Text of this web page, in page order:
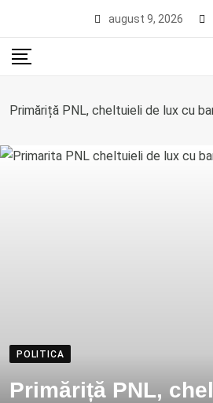
content
august 9, 2026
Primăriță PNL, cheltuieli de lux cu
POLITICA
Primăriță PNL,